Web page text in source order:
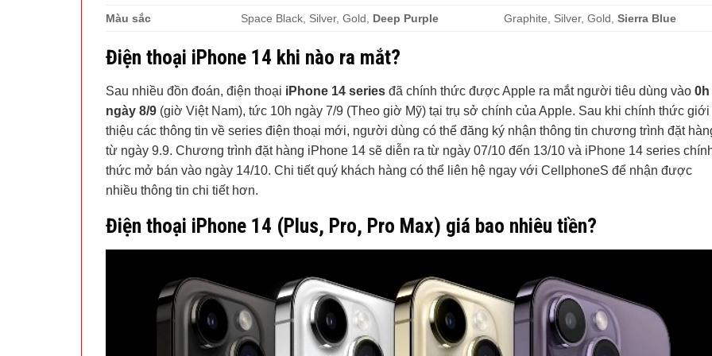
Màu sắc Space Black, Silver, Gold, Deep Purple Graphite, Silver, Gold,Sierra Blue
Điện thoại iPhone 14 khi nào ra mắt?
Sau nhiều đồn đoán, điện thoại iPhone 14 series đã chính thức được Apple ra mắt người tiêu dùng vào 0h
ngày 8/9 (giờ Việt Nam), tức 10h ngày 7/9 (Theo giờ Mỹ) tại trụ sở chính của Apple. Sau khi chính thức giới
thiệu các thông tin về series điện thoại mới, người dùng có thể đăng ký nhận thông tin chương trình đặt
từ ngày 9.9. Chương trình đặt hàng iPhone 14 sẽ diễn ra từ ngày 07/10 đến 13/10 và iPhone 14 series
thức mở bán vào ngày 14/10. Chi tiết quý khách hàng có thể liên hệ ngay với CellphoneS để nhận được
nhiều thông tin chi tiết hơn.
Điện thoại iPhone 14 (Plus, Pro, Pro Max) giá bao nhiêu tiền?